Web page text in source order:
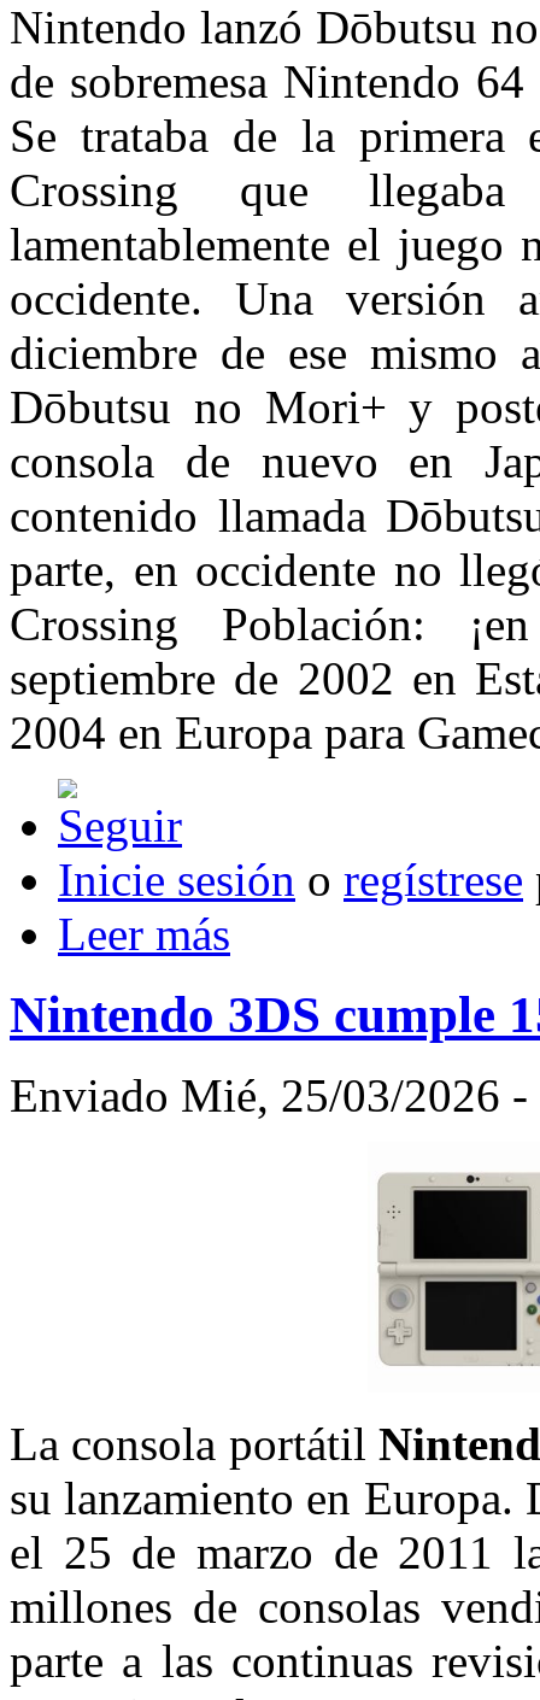
Nintendo lanzó Dōbutsu
de sobremesa Nintendo
Se trataba de la primera
Crossing que
lamentablemente el juego
occidente. Una versión
diciembre de ese mismo
Dōbutsu no Mori+ y
consola de nuevo en
contenido llamada
parte, en occidente no
Crossing Población:
septiembre de 2002 en
2004 en Europa para
Inicie sesión o regístrese
Leer más
Nintendo 3DS cumple
Enviado Mié, 25/03/2026
La consola portátil
su lanzamiento en Europa.
el 25 de marzo de 2011
millones de consolas
parte a las continuas